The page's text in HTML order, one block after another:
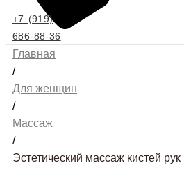
+7 (919)
686-88-36
Главная
/
Для женщин
/
Массаж
/
Эстетический массаж кистей рук